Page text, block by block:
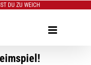
DU ZU WEICH